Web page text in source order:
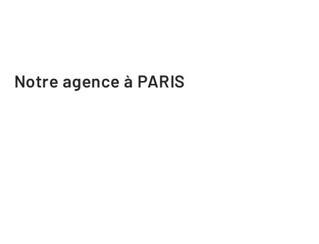
Notre agence à PARIS